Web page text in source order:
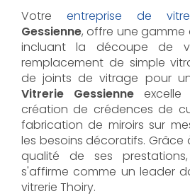
Votre entreprise de
Gessienne, offre une gamme
incluant la découpe de
remplacement de simple
de joints de vitrage pour
Vitrerie Gessienne
création de crédences de
fabrication de miroirs sur
les besoins décoratifs. Grâce
qualité de ses prestations,
s'affirme comme un leader
vitrerie Thoiry.